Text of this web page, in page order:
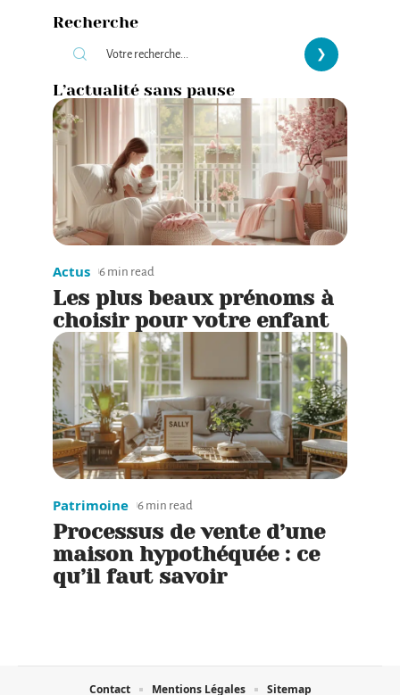
Recherche
L’actualité sans pause
Actus 6 min read
Les plus beaux prénoms à
choisir pour votre enfant
Patrimoine 6 min read
Processus de vente d’une
maison hypothéquée : ce
qu’il faut savoir
Contact Mentions Légales Sitemap